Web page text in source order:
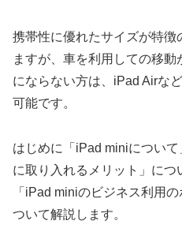
携帯性に優れたサイズが特
ますが、車を利用しての移
にならない方は、iPad Airな
可能です。
はじめに「iPad miniについ
に取り入れるメリット」に
「iPad miniのビジネス利用
ついて解説します。